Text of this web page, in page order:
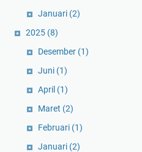
Januari (2)
2025 (8)
Desember (1)
Juni (1)
April (1)
Maret (2)
Februari (1)
Januari (2)